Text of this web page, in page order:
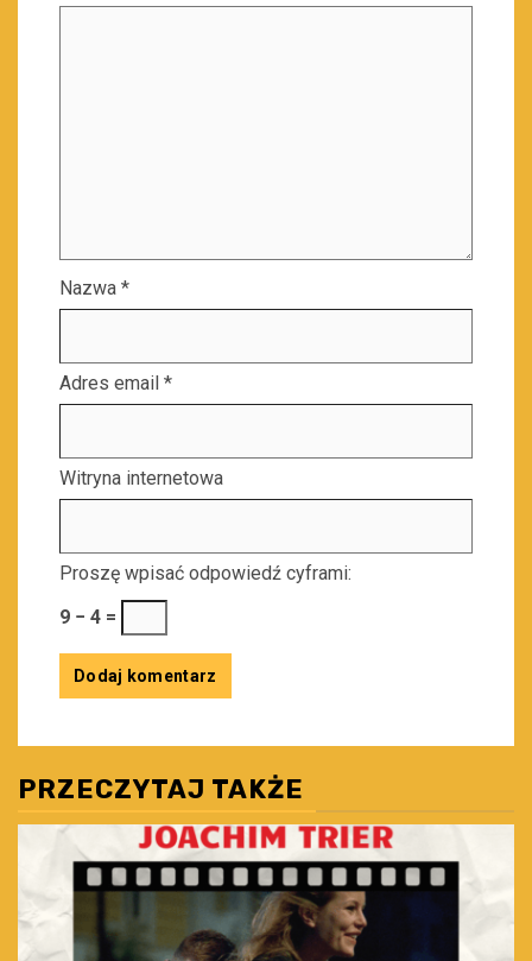
Nazwa *
Adres email *
Witryna internetowa
Proszę wpisać odpowiedź cyframi:
9 − 4 =
PRZECZYTAJ TAKŻE